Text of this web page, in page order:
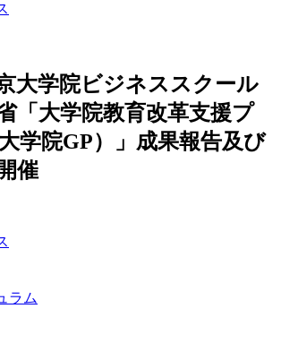
大学院ビジネススクール
「大学院教育改革支援プ
学院GP）」成果報告及び
催
ラム